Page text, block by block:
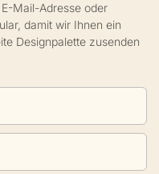
Mail-Adresse oder
damit wir Ihnen ein
Designpalette zusenden